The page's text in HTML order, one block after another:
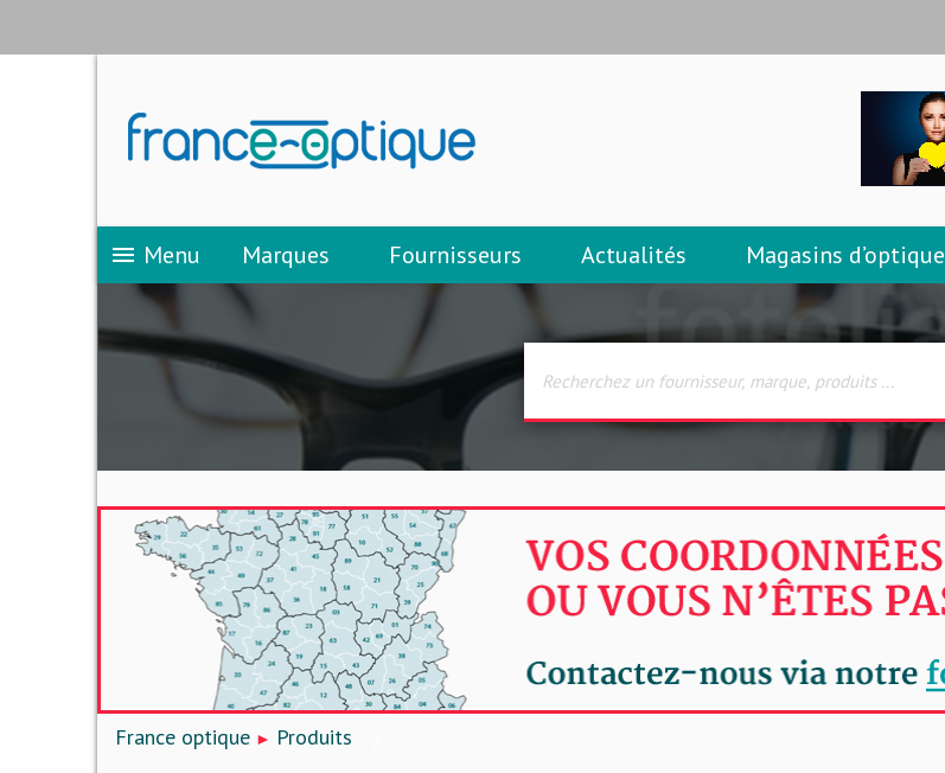
menu Menu Marques Fournisseurs Actualités Magasins d’optique
France optique Produits